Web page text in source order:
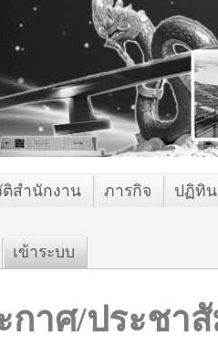
ติสำนักงาน ภารกิจ ปฏิทิ
เข้าระบบ
กาศ/ประชา